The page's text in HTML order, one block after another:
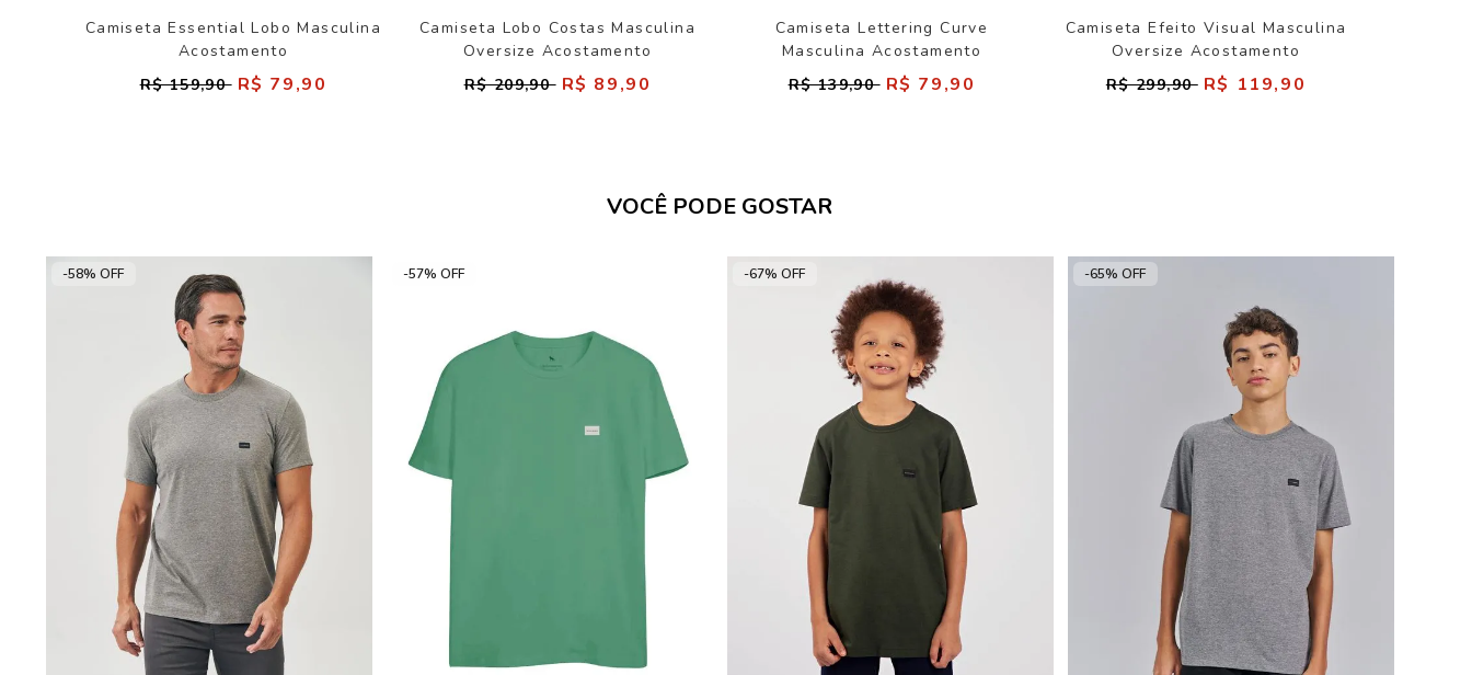
Camiseta Essential Lobo Masculina
Acostamento
R$ 159,90 R$ 79,90
Camiseta Lobo Costas Masculina
Oversize Acostamento
R$ 209,90 R$ 89,90
Camiseta Lettering Curve
Masculina Acostamento
R$ 139,90 R$ 79,90
Camiseta Efeito Visual Masculina
Oversize Acostamento
R$ 299,90 R$ 119,90
VOCÊ PODE GOSTAR
-58% OFF -57% OFF -67% OFF -65% OFF